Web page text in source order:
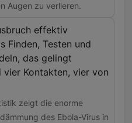
Augen zu verlieren.
effektiv
Finden, Testen und
das gelingt
Kontakten, vier von
zeigt die enorme
des Ebola-Virus in